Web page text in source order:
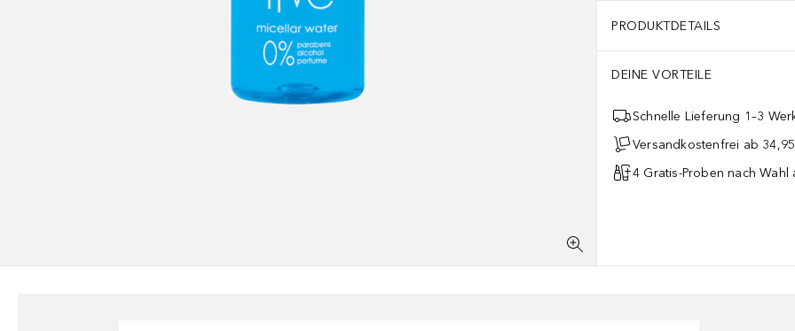
PRODUKTDETAILS
DEINE VORTEILE
Schnelle Lieferung 1–3
Versandkostenfrei ab
4 Gratis-Proben nach Wahl